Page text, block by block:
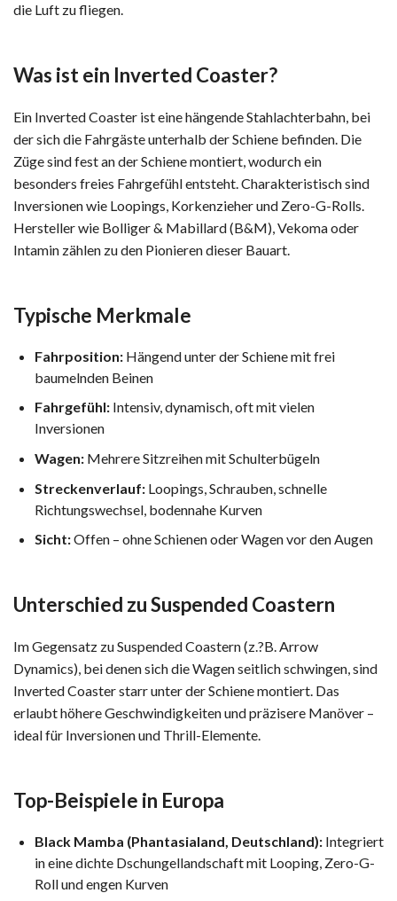
die Luft zu fliegen.
Was ist ein Inverted Coaster?
Ein Inverted Coaster ist eine hängende Stahlachterbahn, bei
der sich die Fahrgäste unterhalb der Schiene befinden. Die
Züge sind fest an der Schiene montiert, wodurch ein
besonders freies Fahrgefühl entsteht. Charakteristisch sind
Inversionen wie Loopings, Korkenzieher und Zero-G-Rolls.
Hersteller wie Bolliger & Mabillard (B&M), Vekoma oder
Intamin zählen zu den Pionieren dieser Bauart.
Typische Merkmale
Fahrposition: Hängend unter der Schiene mit frei
baumelnden Beinen
Fahrgefühl: Intensiv, dynamisch, oft mit vielen
Inversionen
Wagen: Mehrere Sitzreihen mit Schulterbügeln
Streckenverlauf: Loopings, Schrauben, schnelle
Richtungswechsel, bodennahe Kurven
Sicht:Offen – ohne Schienen oder Wagen vor den Augen
Unterschied zu Suspended Coastern
Im Gegensatz zu Suspended Coastern (z.?B. Arrow
Dynamics), bei denen sich die Wagen seitlich schwingen, sind
Inverted Coaster starr unter der Schiene montiert. Das
erlaubt höhere Geschwindigkeiten und präzisere Manöver –
ideal für Inversionen und Thrill-Elemente.
Top-Beispiele in Europa
Black Mamba (Phantasialand, Deutschland): Integriert
in eine dichte Dschungellandschaft mit Looping, Zero-G-
Roll und engen Kurven